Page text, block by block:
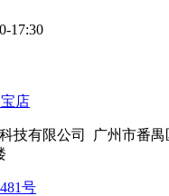
17:30
店
技有限公司
广州市番
号